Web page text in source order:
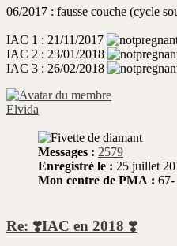
06/2017 : fausse couche (cycle
IAC 1 : 21/11/2017
IAC 2 : 23/01/2018
IAC 3 : 26/02/2018
Elvida
Messages : 2579
Enregistré le : 25 juillet
Mon centre de PMA :
Re: ❣️IAC en 2018 ❣️